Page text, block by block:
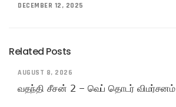
DECEMBER 12, 2025
Related Posts
AUGUST 8, 2026
வதந்தி சீசன் 2 – வெப் தொடர் விமர்சனம்